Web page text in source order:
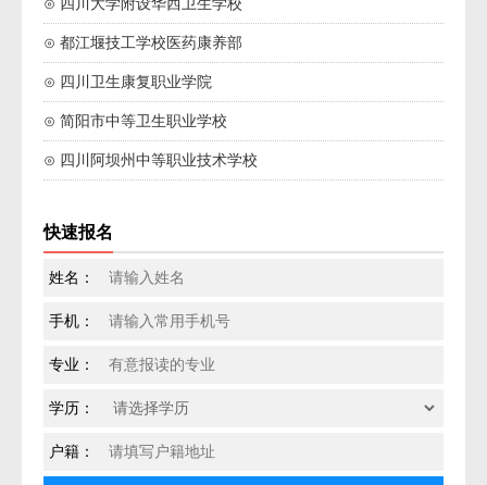
⊙ 都江堰技工学校医药康养部
⊙ 四川卫生康复职业学院
⊙ 简阳市中等卫生职业学校
⊙ 四川阿坝州中等职业技术学校
快速报名
姓名：
手机：
专业：
学历：
户籍：